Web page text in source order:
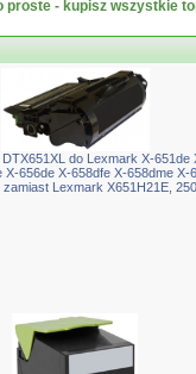
proste - kupisz wszystkie
do Lexmark X-651de
X-656de X-658dfe X-658dme X-
zamiast Lexmark X651H21E,